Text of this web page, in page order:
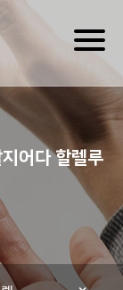
어다 할렐루